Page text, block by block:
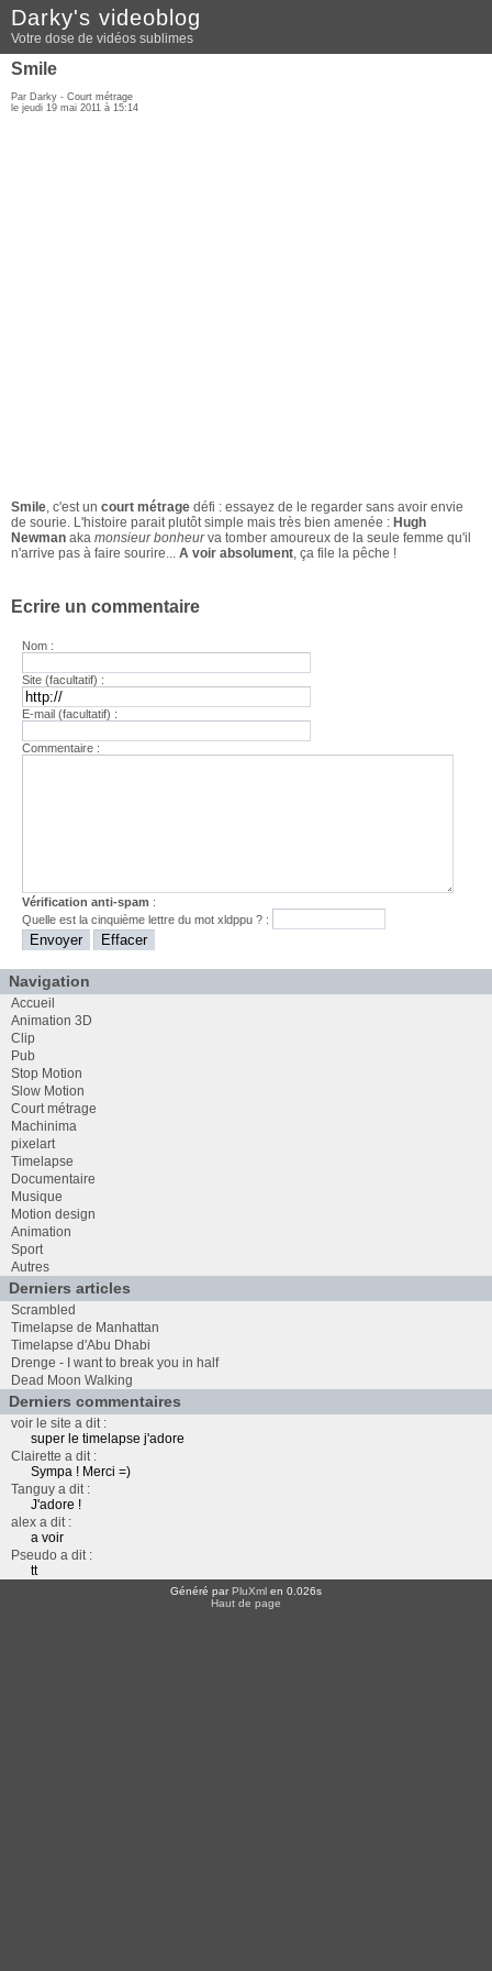
Darky's videoblog
Votre dose de vidéos sublimes
Smile
Par Darky - Court métrage
le jeudi 19 mai 2011 à 15:14
Smile, c'est un court métrage défi : essayez de le regarder sans avoir envie
de sourie. L'histoire parait plutôt simple mais très bien amenée : Hugh
Newman aka monsieur bonheurva tomber amoureux de la seule femme qu'il
n'arrive pas à faire sourire... A voir absolument, ça file la pêche !
Ecrire un commentaire
Nom :
Site (facultatif) :
E-mail (facultatif) :
Commentaire :
Vérification anti-spam :
Quelle est lacinquième lettre du motxldppu ? :
Navigation
Accueil
Animation 3D
Clip
Pub
Stop Motion
Slow Motion
Court métrage
Machinima
pixelart
Timelapse
Documentaire
Musique
Motion design
Animation
Sport
Autres
Derniers articles
Scrambled
Timelapse de Manhattan
Timelapse d'Abu Dhabi
Drenge - I want to break you in half
Dead Moon Walking
Derniers commentaires
voir le site a dit :
super le timelapse j'adore
Clairette a dit :
Sympa ! Merci =)
Tanguy a dit :
J'adore !
alex a dit :
a voir
Pseudo a dit :
tt
Généré parPluXml en 0.026s
Haut de page